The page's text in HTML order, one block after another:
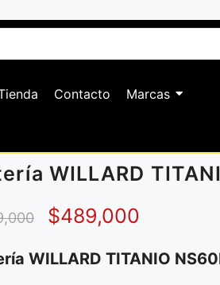
Contacto Marcas
WILLARD
$489,000
WILLARD TITANIO